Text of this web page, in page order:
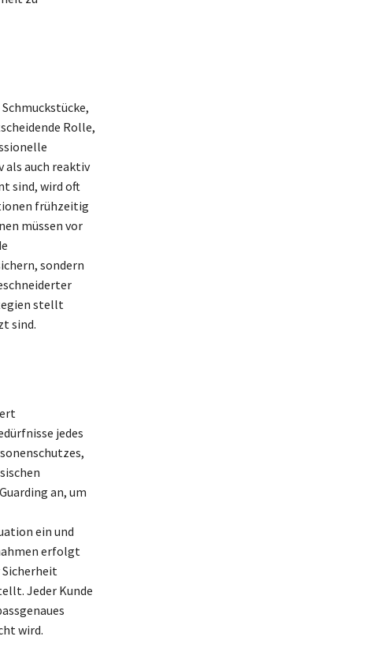
Rolle,
als auch reaktiv
sind, wird oft
frühzeitig
müssen vor
sondern
stellt
sind.
jedes
an, um
ein und
erfolgt
Jeder Kunde
wird.